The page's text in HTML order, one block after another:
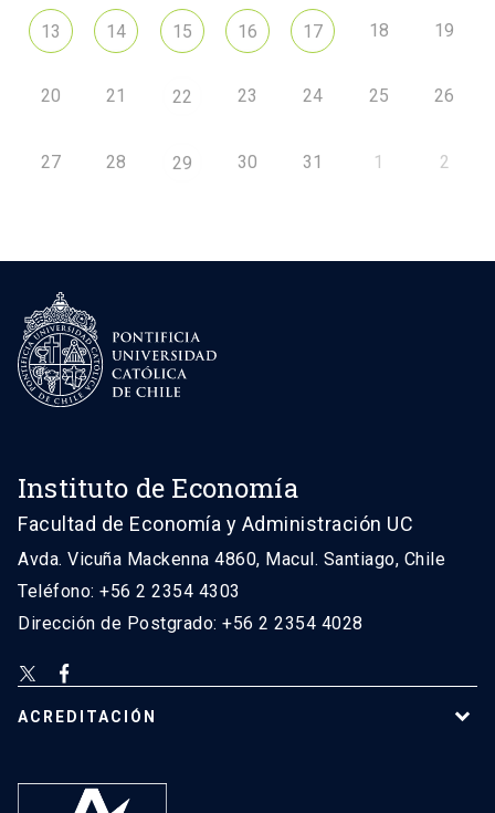
13 14 15 16 17 18 19
20 21 22 23 24 25 26
27 28 29 30 31 1 2
Instituto de Economía
Facultad de Economía y Administración UC
Avda. Vicuña Mackenna 4860, Macul. Santiago, Chile
Teléfono: +56 2 2354 4303
Dirección de Postgrado: +56 2 2354 4028
ACREDITACIÓN